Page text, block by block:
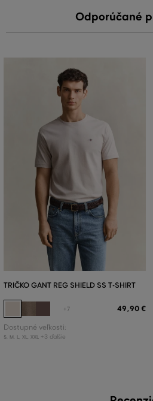
Odporúčané
TRIČKO GANT REG SHIELD SS T-SHIRT
+7 49,90 €
Dostupné veľkosti:
S M L XL XXL +3 ďalšie